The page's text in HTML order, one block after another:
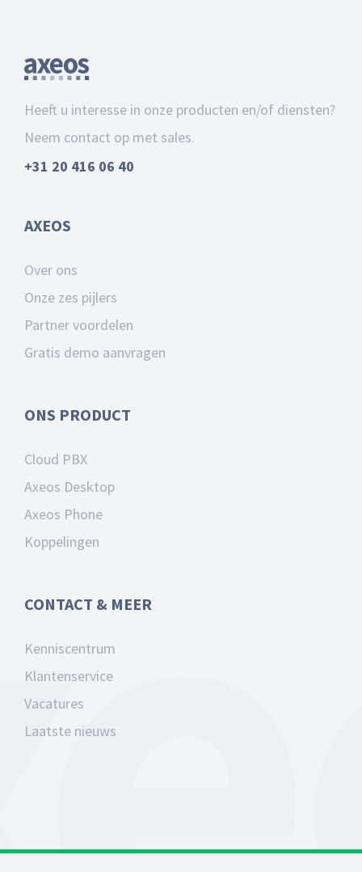
Heeft u interesse in onze producten en/of diensten?
Neem contact op met sales.
+31 20 416 06 40
AXEOS
Over ons
Onze zes pijlers
Partner voordelen
Gratis demo aanvragen
ONS PRODUCT
Cloud PBX
Axeos Desktop
Axeos Phone
Koppelingen
CONTACT & MEER
Kenniscentrum
Klantenservice
Vacatures
Laatste nieuws